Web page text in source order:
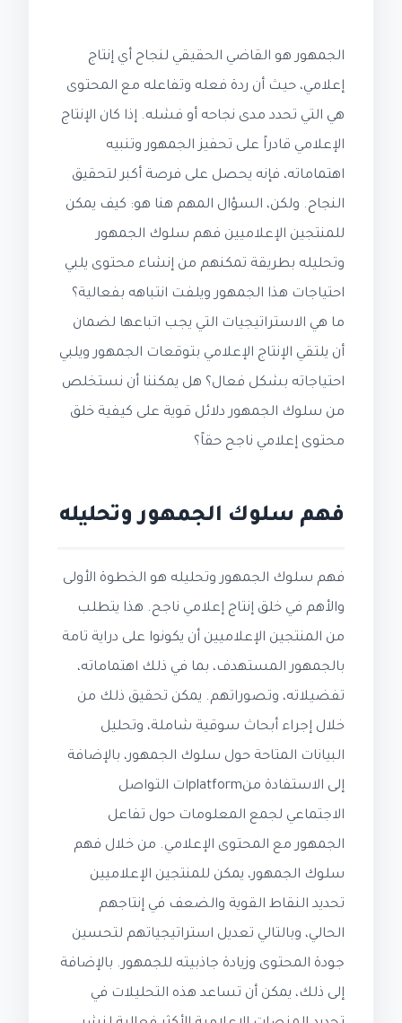
الجمهور هو القاضي الحقيقي لنجاح أي إنتاج
إعلامي، حيث أن ردة فعله وتفاعله مع المحتوى
هي التي تحدد مدى نجاحه أو فشله. إذا كان الإنتاج
الإعلامي قادراً على تحفيز الجمهور وتنبيه
اهتماماته، فإنه يحصل على فرصة أكبر لتحقيق
النجاح. ولكن، السؤال المهم هنا هو: كيف يمكن
للمنتجين الإعلاميين فهم سلوك الجمهور
وتحليله بطريقة تمكنهم من إنشاء محتوى يلبي
احتياجات هذا الجمهور ويلفت انتباهه بفعالية؟
ما هي الاستراتيجيات التي يجب اتباعها لضمان
أن يلتقي الإنتاج الإعلامي بتوقعات الجمهور ويلبي
احتياجاته بشكل فعال؟ هل يمكننا أن نستخلص
من سلوك الجمهور دلائل قوية على كيفية خلق
محتوى إعلامي ناجح حقاً؟
فهم سلوك الجمهور وتحليله
فهم سلوك الجمهور وتحليله هو الخطوة الأولى
والأهم في خلق إنتاج إعلامي ناجح. هذا يتطلب
من المنتجين الإعلاميين أن يكونوا على دراية تامة
بالجمهور المستهدف، بما في ذلك اهتماماته،
تفضيلاته، وتصوراتهم. يمكن تحقيق ذلك من
خلال إجراء أبحاث سوقية شاملة، وتحليل
البيانات المتاحة حول سلوك الجمهور، بالإضافة
إلى الاستفادة منplatformات التواصل
الاجتماعي لجمع المعلومات حول تفاعل
الجمهور مع المحتوى الإعلامي. من خلال فهم
سلوك الجمهور، يمكن للمنتجين الإعلاميين
تحديد النقاط القوية والضعف في إنتاجهم
الحالي، وبالتالي تعديل استراتيجياتهم لتحسين
جودة المحتوى وزيادة جاذبيته للجمهور. بالإضافة
إلى ذلك، يمكن أن تساعد هذه التحليلات في